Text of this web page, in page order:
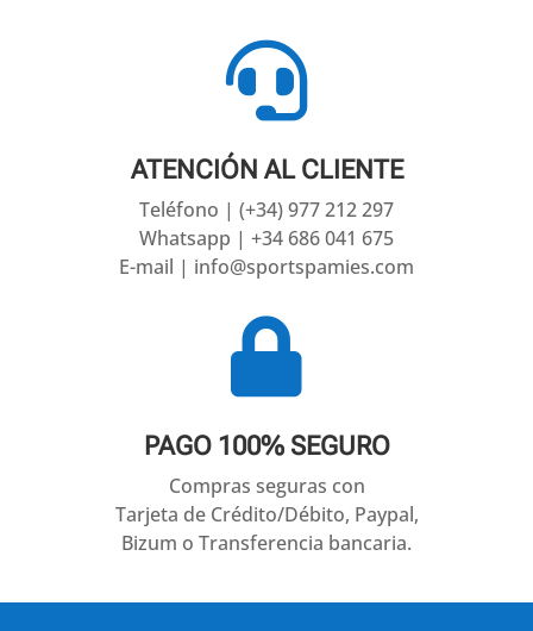

ATENCIÓN AL CLIENTE
Teléfono | (+34) 977 212 297
Whatsapp | +34 686 041 675
E-mail | info@sportspamies.com

PAGO 100% SEGURO
Compras seguras con
Tarjeta de Crédito/Débito, Paypal,
Bizum o Transferencia bancaria.